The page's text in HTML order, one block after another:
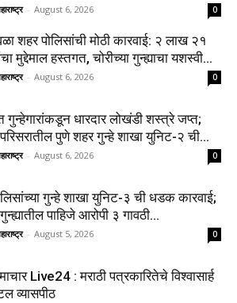
- August 6, 2026 0
शहर पोलिसांची मोठी कारवाई: २ लाख २१
मुद्देमाल हस्तगत, चोरीच्या गुन्ह्याचा यशस्वी...
- August 6, 2026 0
गुन्हेगारांकडून धारदार लोखंडी शस्त्रे जप्त;
परिसरातील पुणे शहर गुन्हे शाखा युनिट-२ ची...
- August 6, 2026 0
गुन्हे शाखा युनिट-३ ची धडक कारवाई;
पाहिजे आरोपी ३ गावठी...
- August 5, 2026 0
Live24 : मराठी पत्रकारितेचे विश्वासार्ह
व्यासपीठ